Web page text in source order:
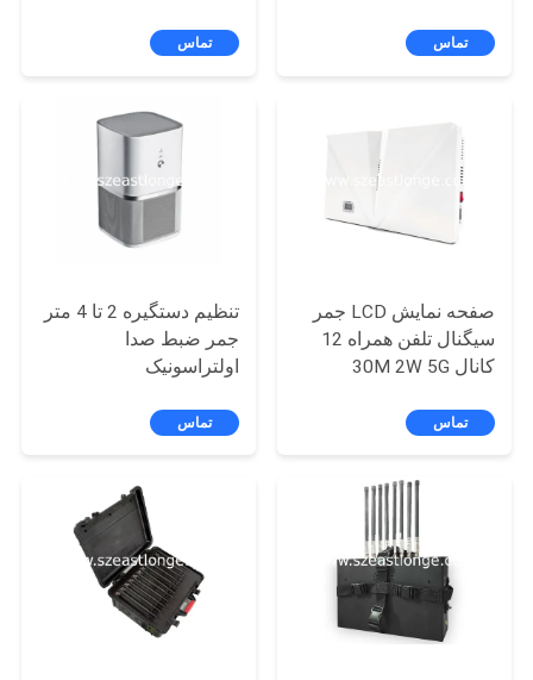
موارد
درخواست
نقل قول
PRIVACY
POLICY
تماس تماس
تنظیم دستگیره 2 تا 4 متر
جمر ضبط صدا
اولتراسونیک
تماس
صفحه نمایش LCD جمر
سیگنال تلفن همراه 12
کانال 30M 2W 5G
تماس